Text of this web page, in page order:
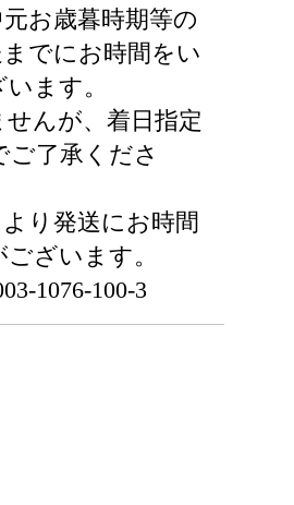
お歳暮時期等の
でにお時間をい
ます。
んが、着日指定
了承くださ
り発送にお時間
ざいます。
1076-100-3